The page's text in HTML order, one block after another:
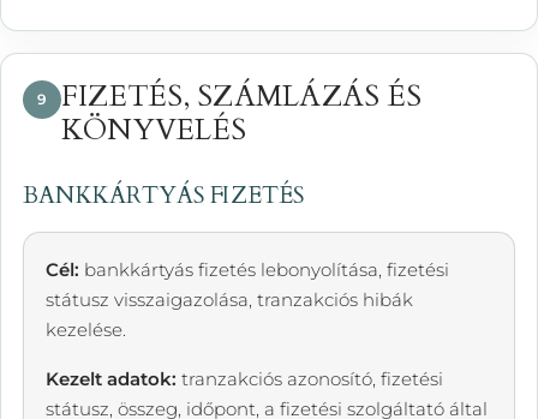
9
FIZETÉS, SZÁMLÁZÁS ÉS
KÖNYVELÉS
BANKKÁRTYÁS FIZETÉS
Cél: bankkártyás fizetés lebonyolítása, fizetési
státusz visszaigazolása, tranzakciós hibák
kezelése.
Kezelt adatok: tranzakciós azonosító, fizetési
státusz, összeg, időpont, a fizetési szolgáltató által